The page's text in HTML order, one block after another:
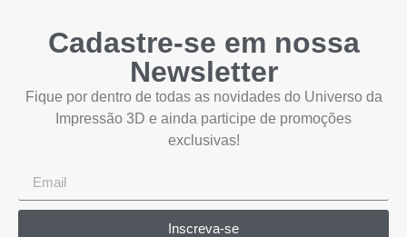
Cadastre-se em nossa
Newsletter
Fique por dentro de todas as novidades do Universo da
Impressão 3D e ainda participe de promoções
exclusivas!
Inscreva-se